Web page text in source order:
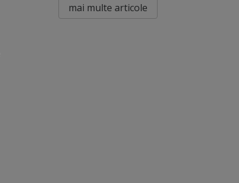
mai multe articole